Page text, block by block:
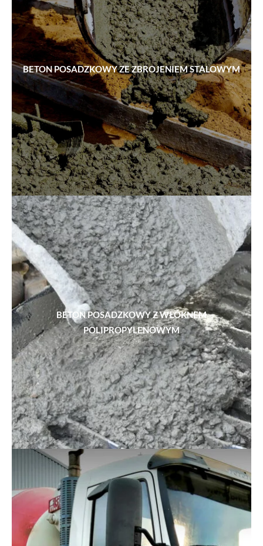
BETON POSADZKOWY ZE ZBROJENIEM STALOWYM
BETON POSADZKOWY Z WŁÓKNEM
POLIPROPYLENOWYM